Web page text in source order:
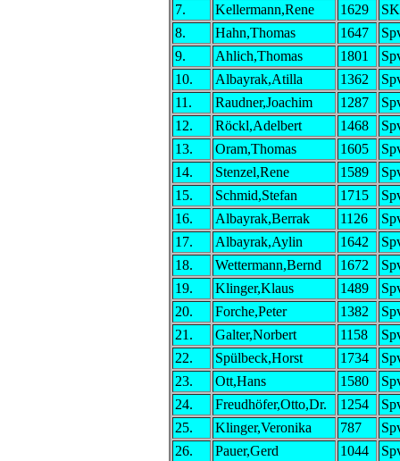
7.
Kellermann,Rene 1629
8.
Hahn,Thomas 1647
9.
Ahlich,Thomas 1801
10.
Albayrak,Atilla 1362
11.
Raudner,Joachim 1287
12.
Röckl,Adelbert 1468
13.
Oram,Thomas 1605
14.
Stenzel,Rene 1589
15.
Schmid,Stefan 1715
16.
Albayrak,Berrak 1126
17.
Albayrak,Aylin 1642
18.
Wettermann,Bernd 1672
19.
Klinger,Klaus 1489
20.
Forche,Peter 1382
21.
Galter,Norbert 1158
22.
Spülbeck,Horst 1734
23.
Ott,Hans 1580
24.
Freudhöfer,Otto,Dr. 1254
25.
Klinger,Veronika 787
26.
Pauer,Gerd 1044